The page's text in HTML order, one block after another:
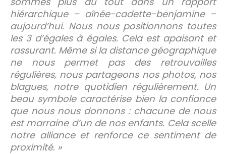
hiérarchique – aînée-cadette-benjamine –
aujourd’hui. Nous nous positionnons toutes
les 3 d’égales à égales. Cela est apaisant et
rassurant. Même si la distance géographique
ne nous permet pas des retrouvailles
régulières, nous partageons nos photos, nos
blagues, notre quotidien régulièrement. Un
beau symbole caractérise bien la confiance
que nous nous donnons : chacune de nous
est marraine d’un de nos enfants. Cela scelle
notre alliance et renforce ce sentiment de
proximité. »